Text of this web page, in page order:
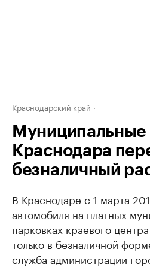
Краснодарский край
Муниципальные
Краснодара
безналичный
В Краснодаре с 1 марта
автомобиля на платных
парковках краевого
только в безналичной
служба администрации